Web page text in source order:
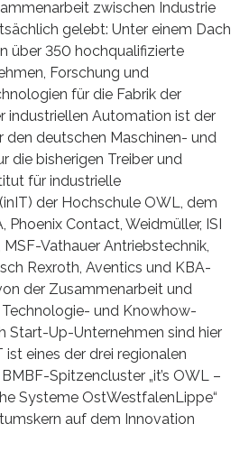
zwischen Industrie
gelebt: Unter einem Dach
über 350 hochqualifizierte
Forschung und
für die Fabrik der
industriellen Automation ist der
deutschen Maschinen- und
die bisherigen Treiber und
für industrielle
der Hochschule OWL, dem
Phoenix Contact, Weidmüller, ISI
Vathauer Antriebstechnik,
Rexroth, Aventics und KBA-
der Zusammenarbeit und
und Knowhow-
Start-Up-Unternehmen sind hier
ist eines der drei regionalen
Spitzencluster „it’s OWL –
Systeme OstWestfalenLippe“
auf dem Innovation